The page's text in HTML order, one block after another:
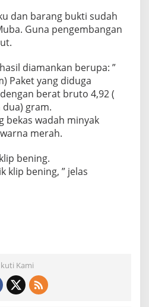
dan barang bukti sudah
Guna pengembangan
diamankan berupa: ”
Paket yang diduga
berat bruto 4,92 (
gram.
bekas wadah minyak
merah.
bening.
klip bening, ” jelas
Kami